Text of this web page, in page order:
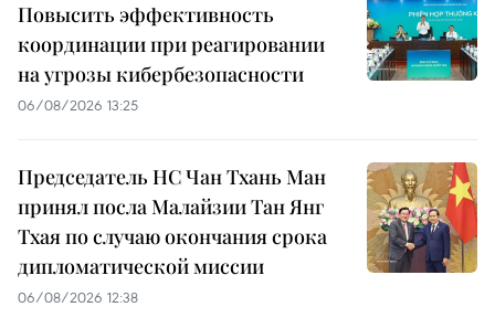
Повысить эффективность
координации при реагировании
на угрозы кибербезопасности
06/08/2026 13:25
Председатель НС Чан Тхань Ман
принял посла Малайзии Тан Янг
Тхая по случаю окончания срока
дипломатической миссии
06/08/2026 12:38